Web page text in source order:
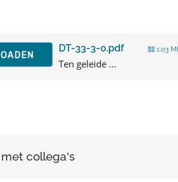
DT-33-3-0.pdf 1.03
Ten geleide ...
collega's